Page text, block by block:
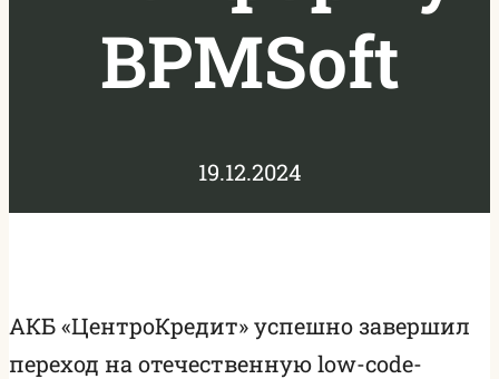
BPMSoft
19.12.2024
АКБ «ЦентроКредит» успешно завершил
переход на отечественную low-code-